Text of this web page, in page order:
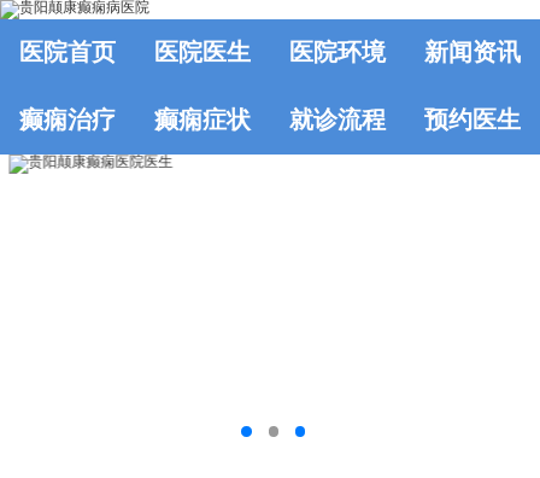
医院首页 医院医生 医院环境 新闻资讯
癫痫治疗 癫痫症状 就诊流程 预约医生